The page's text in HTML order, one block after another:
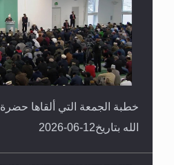
خطبة الجمعة التي ألقاها حضرة
الله بتاريخ12-06-2026